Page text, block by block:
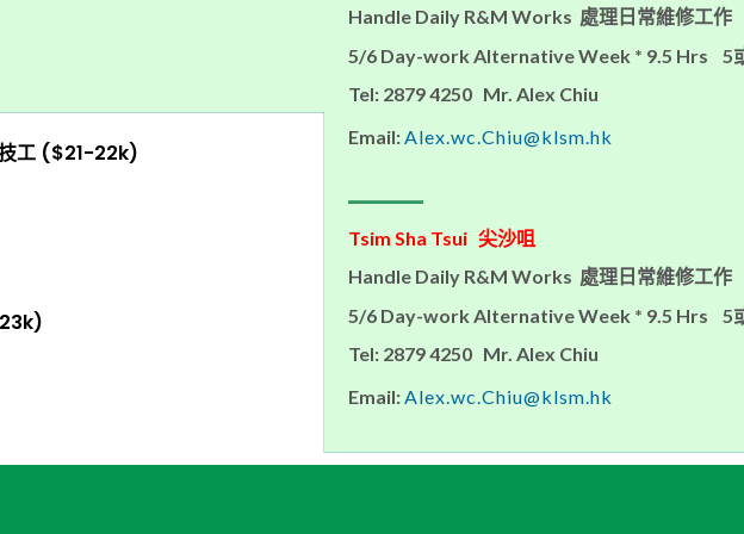
工 ($21-22k)
Handle Daily R&M Works 處理日常維修工作
5/6 Day-work Alternative Week * 9.5 Hrs 5
Tel: 2879 4250 Mr. Alex Chiu
Email: Alex.wc.Chiu@klsm.hk
Tsim Sha Tsui 尖沙咀
Handle Daily R&M Works 處理日常維修工作
5/6 Day-work Alternative Week * 9.5 Hrs 5
Tel: 2879 4250 Mr. Alex Chiu
Email: Alex.wc.Chiu@klsm.hk